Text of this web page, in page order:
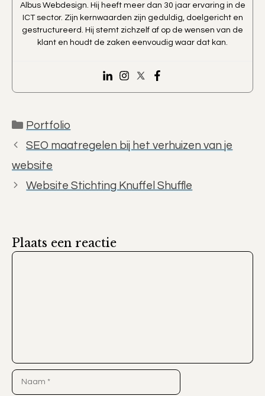
Albus Webdesign. Hij heeft meer dan 30 jaar ervaring in de
ICT sector. Zijn kernwaarden zijn geduldig, doelgericht en
gestructureerd. Hij stemt zichzelf af op de wensen van de
klant en houdt de zaken eenvoudig waar dat kan.
Categorieën
Portfolio
SEO maatregelen bij het verhuizen van je
website
Website Stichting Knuffel Shuffle
Plaats een reactie
Reactie
Naam